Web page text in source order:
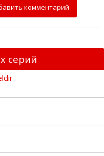
комментарий
серий